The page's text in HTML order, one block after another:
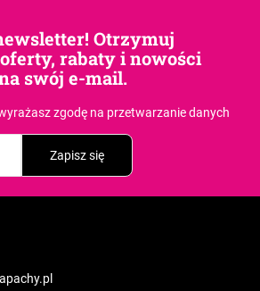
Otrzymuj
rabaty i nowości
swój e-mail.
zgodę na przetwarzanie danych
Zapisz się